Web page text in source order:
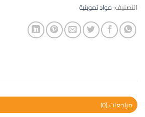
التصنيف:مواد تموينية
مراجعات (0)